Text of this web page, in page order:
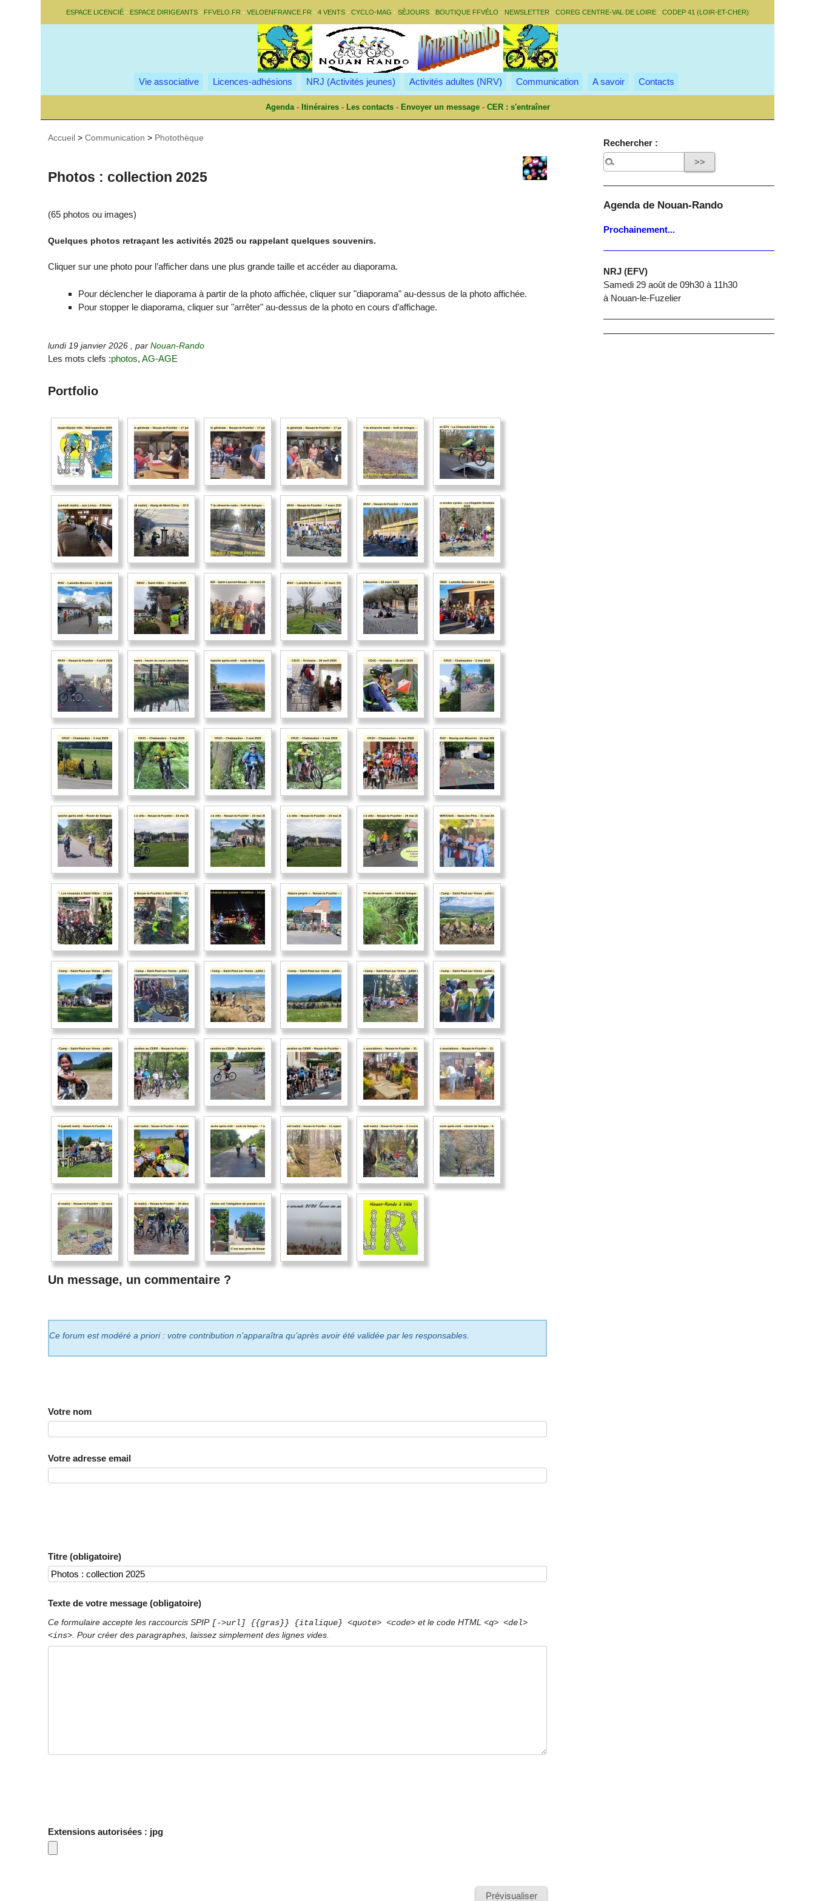
ESPACE LICENCIÉ - ESPACE DIRIGEANTS - FFVELO.FR - VELOENFRANCE.FR - 4 VENTS - CYCLO-MAG - SÉJOURS - BOUTIQUE FFVÉLO - NEWSLETTER - COREG CENTRE-VAL DE LOIRE - CODEP 41 (LOIR-ET-CHER)
Vie associative Licences-adhésions NRJ (Activités jeunes) Activités adultes (NRV) Communication A savoir Contacts
Agenda- Itinéraires- Les contacts- Envoyer un message- CER : s'entraîner
Accueil >Communication > Photothèque
Photos : collection 2025
(65 photos ou images)
Quelques photos retraçant les activités 2025 ou rappelant quelques souvenirs.
Cliquer sur une photo pour l’afficher dans une plus grande taille et accéder au diaporama.
Pour déclencher le diaporama à partir de la photo affichée, cliquer sur "diaporama" au-dessus de la photo affichée.
Pour stopper le diaporama, cliquer sur "arrêter" au-dessus de la photo en cours d’affichage.
lundi 19 janvier 2026 ,parNouan-Rando
Les mots clefs :photos,AG-AGE
Portfolio
Un message, un commentaire ?
Ce forum est modéré a priori : votre contribution n’apparaîtra qu’après avoir été validée par les responsables.
Votre nom
Votre adresse email
Titre (obligatoire)
Texte de votre message (obligatoire)
Ce formulaire accepte les raccourcis SPIP [->url] {{gras}} {italique} <quote> <code> et le code HTML<q> <del>
<ins> . Pour créer des paragraphes, laissez simplement des lignes vides.
Extensions autorisées : jpg
Rechercher :
Agenda de Nouan-Rando
Prochainement...
NRJ (EFV)
Samedi 29 août de 09h30 à 11h30
à Nouan-le-Fuzelier